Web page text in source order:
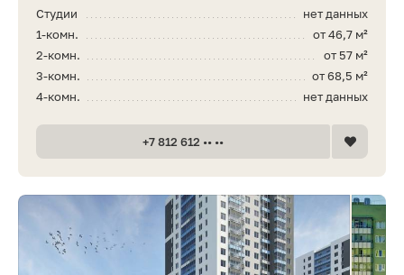
нет данных
Студии
от 46,7 м²
1-комн.
от 57 м²
2-комн.
от 68,5 м²
3-комн.
нет данных
4-комн.
+7 812 612 •• ••